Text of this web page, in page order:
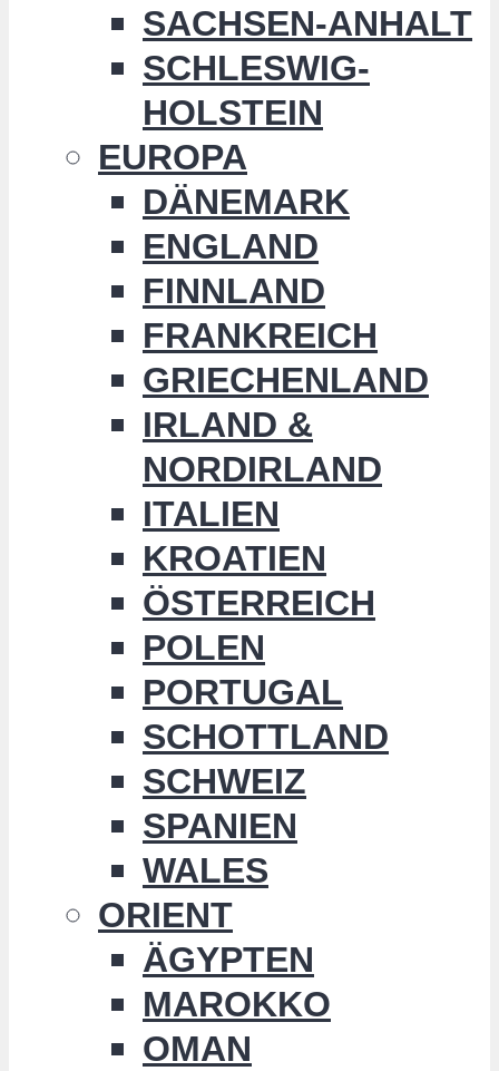
SACHSEN-ANHALT
SCHLESWIG-
HOLSTEIN
EUROPA
DÄNEMARK
ENGLAND
FINNLAND
FRANKREICH
GRIECHENLAND
IRLAND &
NORDIRLAND
ITALIEN
KROATIEN
ÖSTERREICH
POLEN
PORTUGAL
SCHOTTLAND
SCHWEIZ
SPANIEN
WALES
ORIENT
ÄGYPTEN
MAROKKO
OMAN